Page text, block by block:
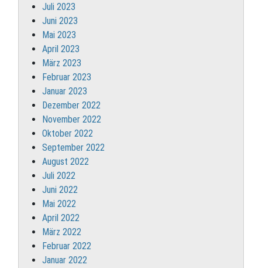
Juli 2023
Juni 2023
Mai 2023
April 2023
März 2023
Februar 2023
Januar 2023
Dezember 2022
November 2022
Oktober 2022
September 2022
August 2022
Juli 2022
Juni 2022
Mai 2022
April 2022
März 2022
Februar 2022
Januar 2022